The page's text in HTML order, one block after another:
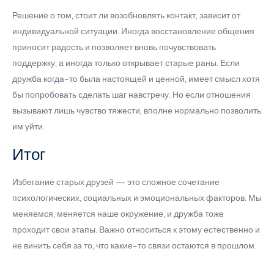
Решение о том, стоит ли возобновлять контакт, зависит от
индивидуальной ситуации. Иногда восстановление общения
приносит радость и позволяет вновь почувствовать
поддержку, а иногда только открывает старые раны. Если
дружба когда-то была настоящей и ценной, имеет смысл хотя
бы попробовать сделать шаг навстречу. Но если отношения
вызывают лишь чувство тяжести, вполне нормально позволить
им уйти.
Итог
Избегание старых друзей — это сложное сочетание
психологических, социальных и эмоциональных факторов. Мы
меняемся, меняется наше окружение, и дружба тоже
проходит свои этапы. Важно относиться к этому естественно и
не винить себя за то, что какие-то связи остаются в прошлом.